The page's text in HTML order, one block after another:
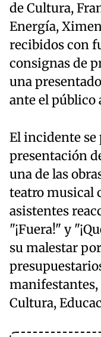
de Cultura,
Energía,
recibidos con
consignas de
una
ante el público
El incidente
presentación
una de las
teatro musical
asistentes
"¡Fuera!" y
su malestar
manifestantes,
Cultura,